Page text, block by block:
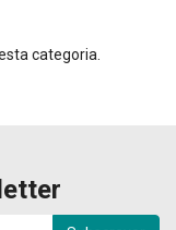
categoria.